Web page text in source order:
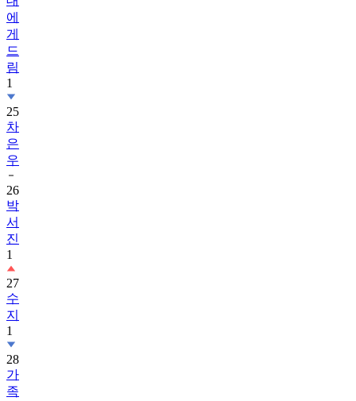
에
게
드
림
1
25
차
은
우
26
박
서
진
1
27
수
지
1
28
가
족